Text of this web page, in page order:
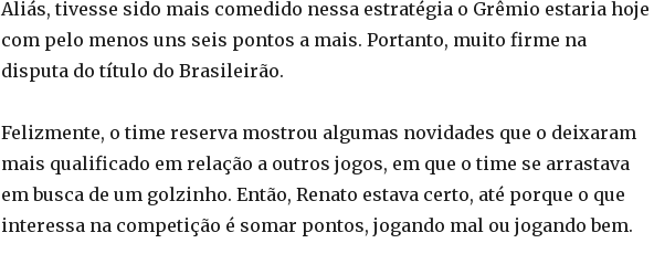
Aliás, tivesse sido mais comedido nessa estratégia o Grêmio estaria hoje
com pelo menos uns seis pontos a mais. Portanto, muito firme na
disputa do título do Brasileirão.
Felizmente, o time reserva mostrou algumas novidades que o deixaram
mais qualificado em relação a outros jogos, em que o time se arrastava
em busca de um golzinho. Então, Renato estava certo, até porque o que
interessa na competição é somar pontos, jogando mal ou jogando bem.